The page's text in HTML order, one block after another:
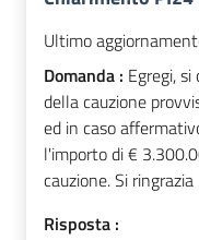
Ultimo
Domanda : Egregi,
della cauzione
ed in caso
l'importo di €
cauzione. Si ringrazia
Risposta :